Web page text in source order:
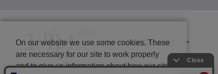
株式会社ユーグレナ
On our website we use some cookies. These
are necessary for our site to work properly
and to give us information about how our site